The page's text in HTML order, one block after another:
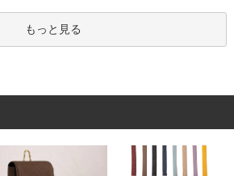
もっと見る